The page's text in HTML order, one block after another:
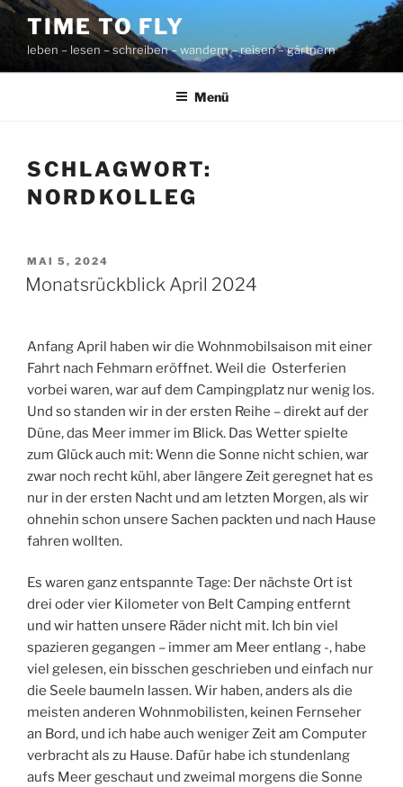
Zum
Inhalt
springen
TIME TO FLY
leben – lesen – schreiben – wandern – reisen – gärtnern
Menü
SCHLAGWORT:
NORDKOLLEG
VERÖFFENTLICHT
AM
MAI 5, 2024
Monatsrückblick April 2024
Anfang April haben wir die Wohnmobilsaison mit einer
Fahrt nach Fehmarn eröffnet. Weil die Osterferien
vorbei waren, war auf dem Campingplatz nur wenig los.
Und so standen wir in der ersten Reihe – direkt auf der
Düne, das Meer immer im Blick. Das Wetter spielte
zum Glück auch mit: Wenn die Sonne nicht schien, war
zwar noch recht kühl, aber längere Zeit geregnet hat es
nur in der ersten Nacht und am letzten Morgen, als wir
ohnehin schon unsere Sachen packten und nach Hause
fahren wollten.
Es waren ganz entspannte Tage: Der nächste Ort ist
drei oder vier Kilometer von Belt Camping entfernt
und wir hatten unsere Räder nicht mit. Ich bin viel
spazieren gegangen – immer am Meer entlang -, habe
viel gelesen, ein bisschen geschrieben und einfach nur
die Seele baumeln lassen. Wir haben, anders als die
meisten anderen Wohnmobilisten, keinen Fernseher
an Bord, und ich habe auch weniger Zeit am Computer
verbracht als zu Hause. Dafür habe ich stundenlang
aufs Meer geschaut und zweimal morgens die Sonne